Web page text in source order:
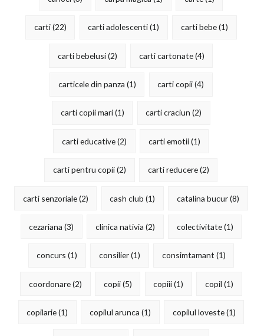
carti(22) carti adolescenti(1) carti bebe(1)
carti bebelusi(2) carti cartonate(4)
carticele din panza (1) carti copii(4)
carti copii mari(1) carti craciun (2)
carti educative(2) carti emotii(1)
carti pentru copii(2) carti reducere(2)
carti senzoriale(2) cash club (1) catalina bucur(8)
cezariana (3) clinica nativia (2) colectivitate(1)
concurs (1) consilier(1) consimtamant (1)
coordonare(2) copii(5) copiii(1) copil (1)
copilarie(1) copilul arunca (1) copilul loveste(1)